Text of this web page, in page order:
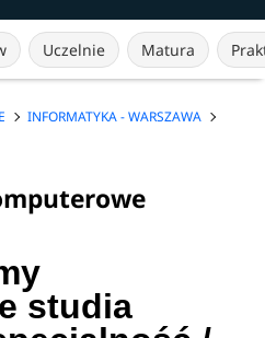
Uczelnie Matura
INFORMATYKA - WARSZAWA
studia